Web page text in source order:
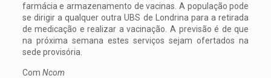
farmácia e armazenamento de vacinas. A população pode
se dirigir a qualquer outra UBS de Londrina para a retirada
de medicação e realizar a vacinação. A previsão é de que
na próxima semana estes serviços sejam ofertados na
sede provisória.
Com Ncom